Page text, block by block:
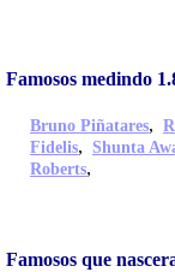
Famosos medindo
Bruno Piñatares,
Fidelis, Shunta
Roberts,
Famosos que